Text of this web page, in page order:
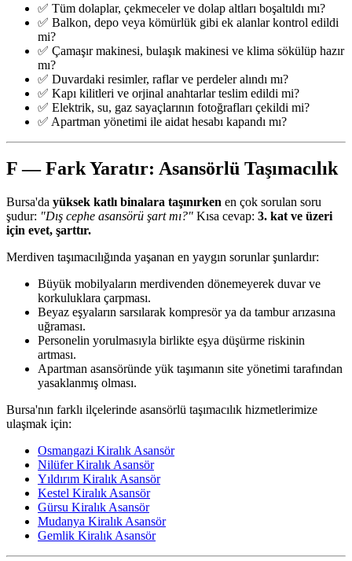
✅ Tüm dolaplar, çekmeceler ve dolap altları boşaltıldı mı?
✅ Balkon, depo veya kömürlük gibi ek alanlar kontrol edildi
mi?
✅ Çamaşır makinesi, bulaşık makinesi ve klima sökülüp hazır
mı?
✅ Duvardaki resimler, raflar ve perdeler alındı mı?
✅ Kapı kilitleri ve orjinal anahtarlar teslim edildi mi?
✅ Elektrik, su, gaz sayaçlarının fotoğrafları çekildi mi?
✅ Apartman yönetimi ile aidat hesabı kapandı mı?
F — Fark Yaratır: Asansörlü Taşımacılık
Bursa'da yüksek katlı binalara taşınırken en çok sorulan soru
şudur: "Dış cephe asansörü şart mı?" Kısa cevap: 3. kat ve üzeri
için evet, şarttır.
Merdiven taşımacılığında yaşanan en yaygın sorunlar şunlardır:
Büyük mobilyaların merdivenden dönemeyerek duvar ve
korkuluklara çarpması.
Beyaz eşyaların sarsılarak kompresör ya da tambur arızasına
uğraması.
Personelin yorulmasıyla birlikte eşya düşürme riskinin
artması.
Apartman asansöründe yük taşımanın site yönetimi tarafından
yasaklanmış olması.
Bursa'nın farklı ilçelerinde asansörlü taşımacılık hizmetlerimize
ulaşmak için:
Osmangazi Kiralık Asansör
Nilüfer Kiralık Asansör
Yıldırım Kiralık Asansör
Kestel Kiralık Asansör
Gürsu Kiralık Asansör
Mudanya Kiralık Asansör
Gemlik Kiralık Asansör